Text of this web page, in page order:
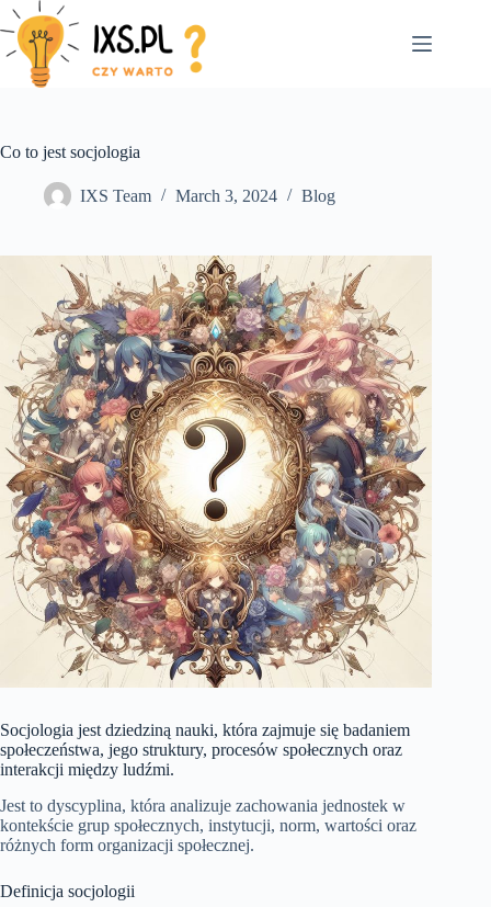
Skip
to
content
Co to jest socjologia
IXS Team March 3, 2024 Blog
Socjologia jest dziedziną nauki, która zajmuje się badaniem
społeczeństwa, jego struktury, procesów społecznych oraz
interakcji między ludźmi.
Jest to dyscyplina, która analizuje zachowania jednostek w
kontekście grup społecznych, instytucji, norm, wartości oraz
różnych form organizacji społecznej.
Definicja socjologii